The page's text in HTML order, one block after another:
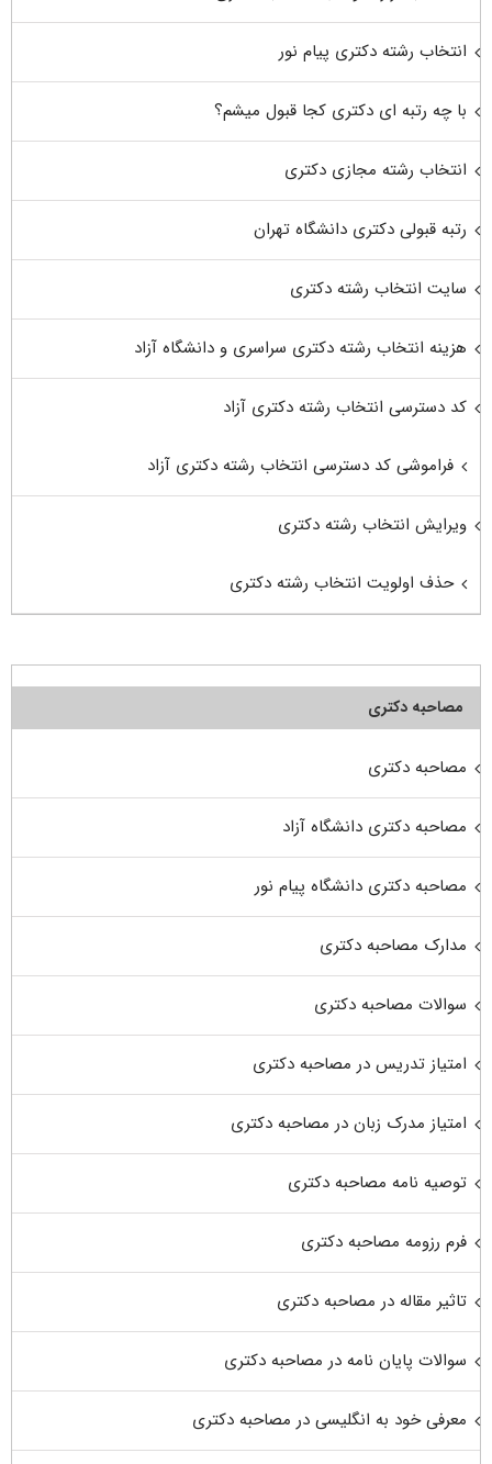
انتخاب رشته دکتری پیام نور
با چه رتبه ای دکتری کجا قبول میشم؟
انتخاب رشته مجازی دکتری
رتبه قبولی دکتری دانشگاه تهران
سایت انتخاب رشته دکتری
هزینه انتخاب رشته دکتری سراسری و دانشگاه آزاد
کد دسترسی انتخاب رشته دکتری آزاد
فراموشی کد دسترسی انتخاب رشته دکتری آزاد
ویرایش انتخاب رشته دکتری
حذف اولویت انتخاب رشته دکتری
مصاحبه دکتری
مصاحبه دکتری
مصاحبه دکتری دانشگاه آزاد
مصاحبه دکتری دانشگاه پیام نور
مدارک مصاحبه دکتری
سوالات مصاحبه دکتری
امتیاز تدریس در مصاحبه دکتری
امتیاز مدرک زبان در مصاحبه دکتری
توصیه نامه مصاحبه دکتری
فرم رزومه مصاحبه دکتری
تاثیر مقاله در مصاحبه دکتری
سوالات پایان نامه در مصاحبه دکتری
معرفی خود به انگلیسی در مصاحبه دکتری